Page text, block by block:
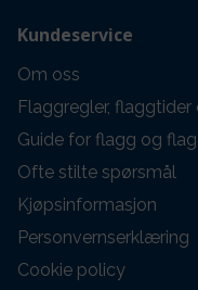
Kundeservice
Om oss
Flaggregler,
Guide for flagg og
Ofte stilte spørsmål
Kjøpsinformasjon
Personvernserklæring
Cookie policy